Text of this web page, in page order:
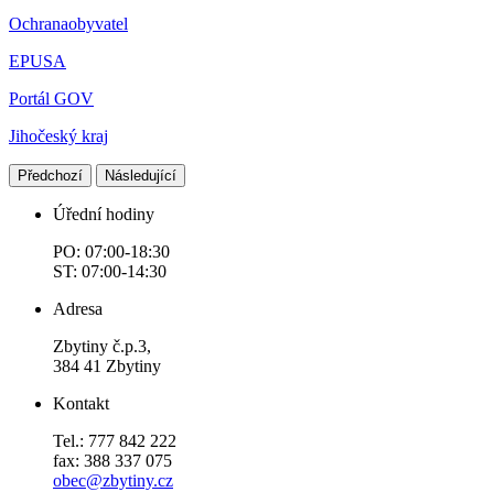
Ochranaobyvatel
EPUSA
Portál GOV
Jihočeský kraj
Předchozí Následující
Úřední hodiny
PO: 07:00-18:30
ST: 07:00-14:30
Adresa
Zbytiny č.p.3,
384 41 Zbytiny
Kontakt
Tel.: 777 842 222
fax: 388 337 075
obec@zbytiny.cz